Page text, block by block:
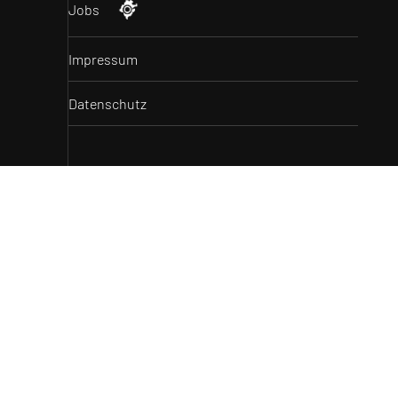
Jobs
Impressum
Datenschutz